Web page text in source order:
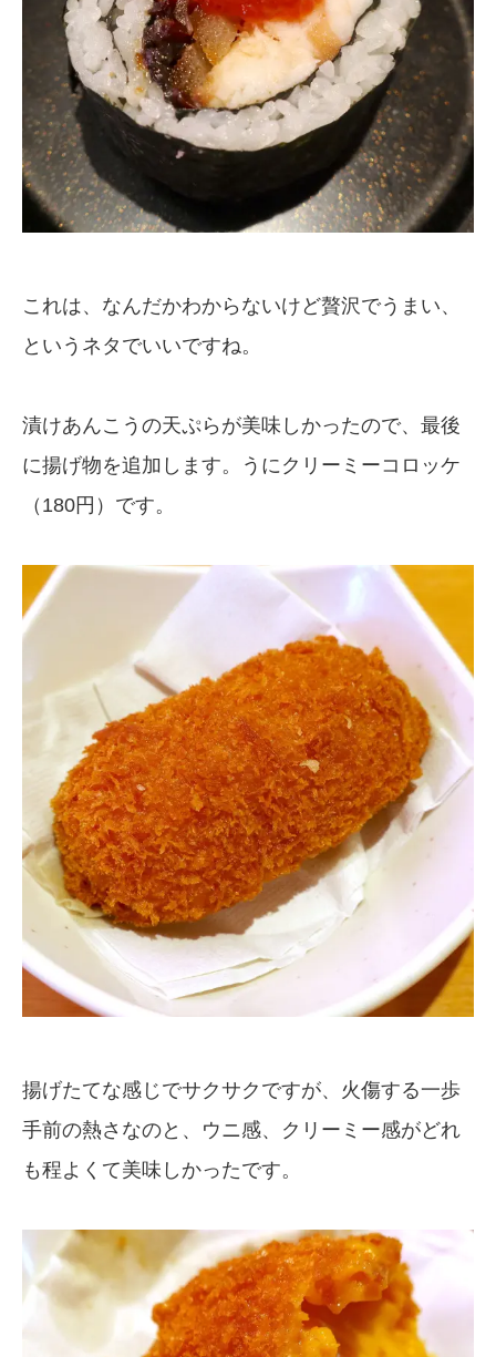
これは、なんだかわからないけど贅沢でうまい、
というネタでいいですね。
漬けあんこうの天ぷらが美味しかったので、最後
に揚げ物を追加します。うにクリーミーコロッケ
（180円）です。
揚げたてな感じでサクサクですが、火傷する一歩
手前の熱さなのと、ウニ感、クリーミー感がどれ
も程よくて美味しかったです。